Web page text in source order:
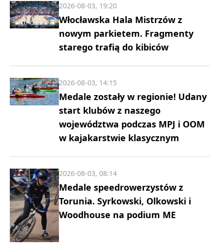
Włocławska Hala Mistrzów z
nowym parkietem. Fragmenty
starego trafią do kibiców
2026-08-03, 19:20
Medale zostały w regionie! Udany
start klubów z naszego
województwa podczas MPJ i OOM
w kajakarstwie klasycznym
2026-08-03, 14:15
Medale speedrowerzystów z
Torunia. Syrkowski, Olkowski i
Woodhouse na podium ME
2026-08-03, 08:14